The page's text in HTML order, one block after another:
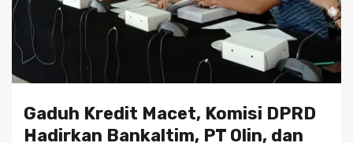
Gaduh Kredit Macet, Komisi DPRD
Hadirkan Bankaltim, PT Olin, dan